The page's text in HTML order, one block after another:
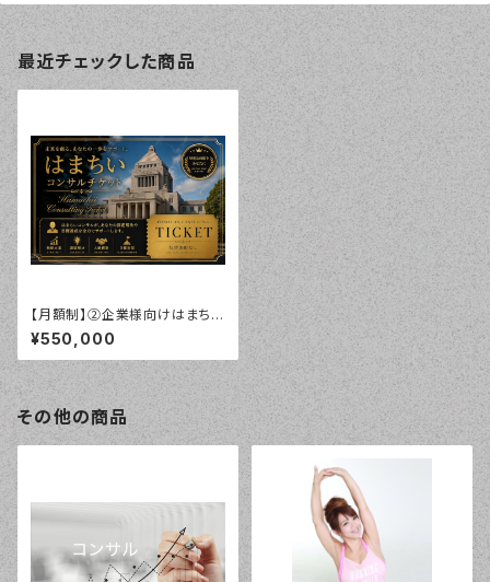
最近チェックした商品
【月額制】②企業様向けはまちい
顧問チケット
¥550,000
その他の商品